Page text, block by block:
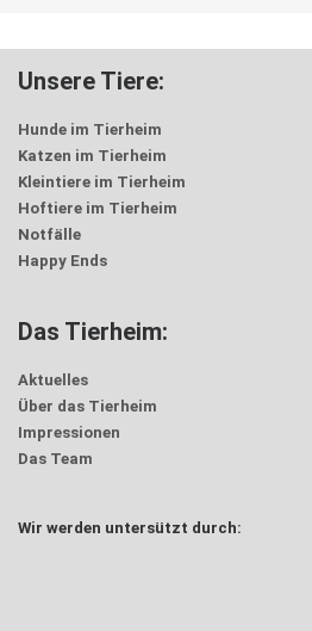
Unsere Tiere:
Hunde im Tierheim
Katzen im Tierheim
Kleintiere im Tierheim
Hoftiere im Tierheim
Notfälle
Happy Ends
Das Tierheim:
Aktuelles
Über das Tierheim
Impressionen
Das Team
Wir werden untersützt durch: